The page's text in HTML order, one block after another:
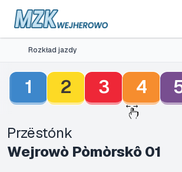
Rozkład jazdy
1 2 3 4
Przëstónk
Wejrowò Pòmòrskô 01